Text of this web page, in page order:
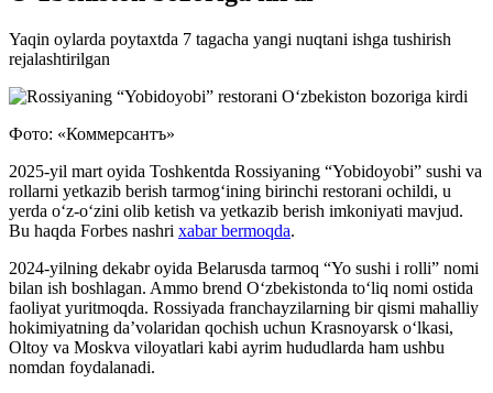
Yaqin oylarda poytaxtda 7 tagacha yangi nuqtani ishga tushirish
rejalashtirilgan
Фото: «Коммерсантъ»
2025-yil mart oyida Toshkentda Rossiyaning “Yobidoyobi” sushi va
rollarni yetkazib berish tarmog‘ining birinchi restorani ochildi, u
yerda o‘z-o‘zini olib ketish va yetkazib berish imkoniyati mavjud.
Bu haqda Forbes nashri xabar bermoqda.
2024-yilning dekabr oyida Belarusda tarmoq “Yo sushi i rolli” nomi
bilan ish boshlagan. Ammo brend O‘zbekistonda to‘liq nomi ostida
faoliyat yuritmoqda. Rossiyada franchayzilarning bir qismi mahalliy
hokimiyatning da’volaridan qochish uchun Krasnoyarsk o‘lkasi,
Oltoy va Moskva viloyatlari kabi ayrim hududlarda ham ushbu
nomdan foydalanadi.